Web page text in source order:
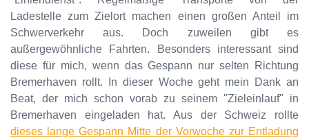
Ladestelle zum Zielort machen einen großen Anteil im
Schwerverkehr aus. Doch zuweilen gibt es
außergewöhnliche Fahrten. Besonders interessant sind
diese für mich, wenn das Gespann nur selten Richtung
Bremerhaven rollt. In dieser Woche geht mein Dank an
Beat, der mich schon vorab zu seinem "Zieleinlauf" in
Bremerhaven eingeladen hat. Aus der Schweiz rollte
dieses lange Gespann Mitte der Vorwoche zur Entladung